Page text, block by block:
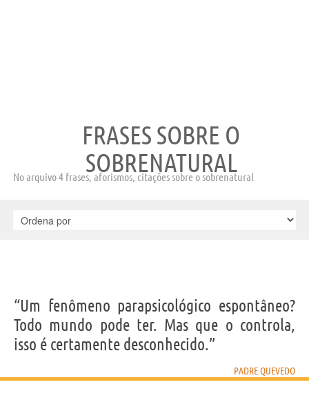
FRASES SOBRE O
SOBRENATURAL
No arquivo 4 frases, aforismos, citações sobre o sobrenatural
“Um fenômeno parapsicológico espontâneo?
Todo mundo pode ter. Mas que o controla,
isso é certamente desconhecido.”
PADRE QUEVEDO